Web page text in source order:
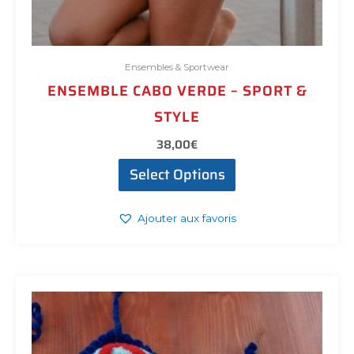
Ensembles & Sportwear
ENSEMBLE CABO VERDE – SPORT &
STYLE
38,00€
Select Options
Ajouter aux favoris
plusieurs